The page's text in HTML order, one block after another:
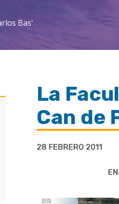
Bas'
La
Can de
28 FEBRERO 2011